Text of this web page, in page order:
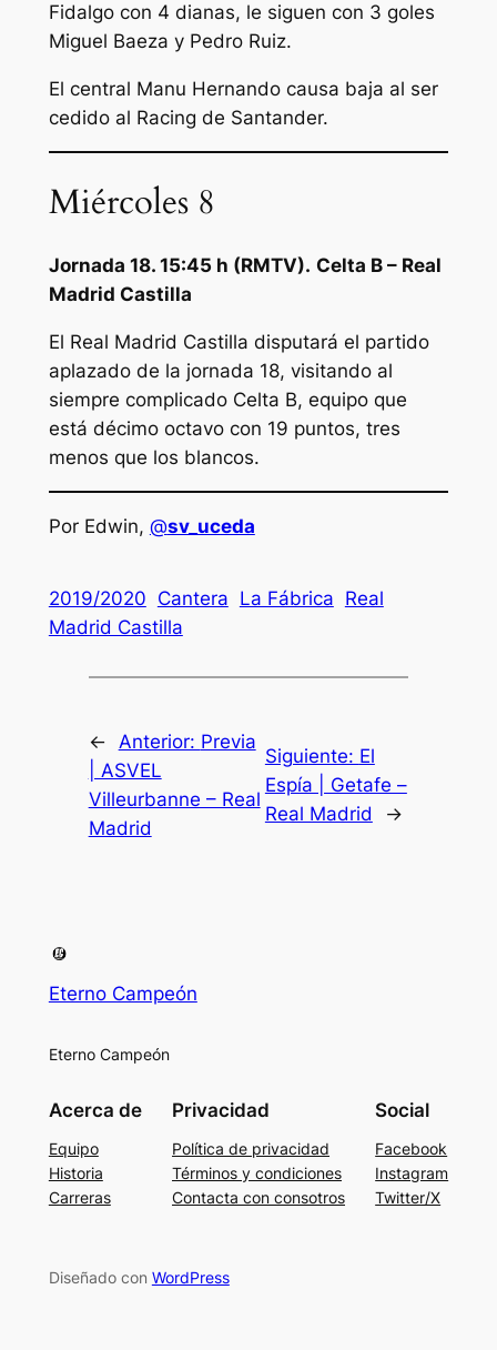
Fidalgo con 4 dianas, le siguen con 3 goles
Miguel Baeza y Pedro Ruiz.
El central Manu Hernando causa baja al ser
cedido al Racing de Santander.
Miércoles 8
Jornada 18. 15:45 h (RMTV). Celta B – Real
Madrid Castilla
El Real Madrid Castilla disputará el partido
aplazado de la jornada 18, visitando al
siempre complicado Celta B, equipo que
está décimo octavo con 19 puntos, tres
menos que los blancos.
Por Edwin, @sv_uceda
2019/2020 Cantera La Fábrica Real
Madrid Castilla
← Anterior: Previa
| ASVEL
Villeurbanne – Real
Madrid
Siguiente: El
Espía | Getafe –
Real Madrid
→
Eterno Campeón
Eterno Campeón
Acerca de
Equipo
Historia
Carreras
Privacidad
Política de privacidad
Términos y condiciones
Contacta con consotros
Social
Facebook
Instagram
Twitter/X
Diseñado con WordPress